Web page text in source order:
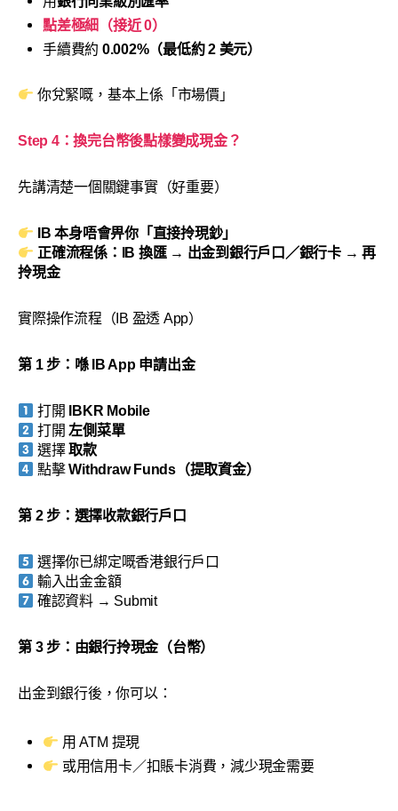
點差極細（接近 0）
手續費約 0.002%（最低約 2 美元）
你兌緊嘅，基本上係「市場價」
Step 4：換完台幣後點樣變成現金？
先講清楚一個關鍵事實（好重要）
IB 本身唔會畀你「直接拎現鈔」
正確流程係：IB 換匯 → 出金到銀行戶口／銀行卡 → 再
拎現金
實際操作流程（IB 盈透 App）
第 1 步：喺 IB App 申請出金
打開
IBKR Mobile
打開 左側菜單
選擇取款
點擊Withdraw Funds（提取資金）
第 2 步：選擇收款銀行戶口
選擇你已綁定嘅香港銀行戶口
輸入出金金額
確認資料 → Submit
第 3 步：由銀行拎現金（台幣）
出金到銀行後，你可以：
用 ATM 提現
或用信用卡／扣賬卡消費，減少現金需要